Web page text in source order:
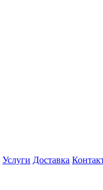
Услуги Доставка